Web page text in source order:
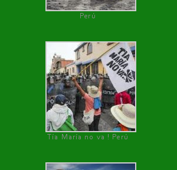
Perú
Tía María no va ! Perú